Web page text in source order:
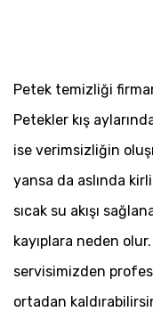
Petek temizliği
Petekler kış
ise verimsizliğin
yansa da aslında
sıcak su akışı
kayıplara neden
servisimizden
ortadan